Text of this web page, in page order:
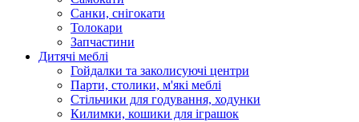
Санки, снігокати
Толокари
Запчастини
Дитячі меблі
Гойдалки та заколисуючі центри
Парти, столики, м'які меблі
Стільчики для годування, ходунки
Килимки, кошики для іграшок